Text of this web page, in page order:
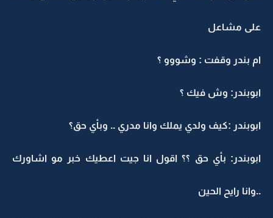
على مشاعل
ام بندر وقفت : وشووو ؟
ابوبندر: وش فيك ؟
ابوبندر :كيف ولدي يملك وانا مدري .. وبأي حق؟
ابوبندر: بأي حق ؟؟ اقول انا جيت اعطيك خبر مو اشاورك
..وانا رايح الحين